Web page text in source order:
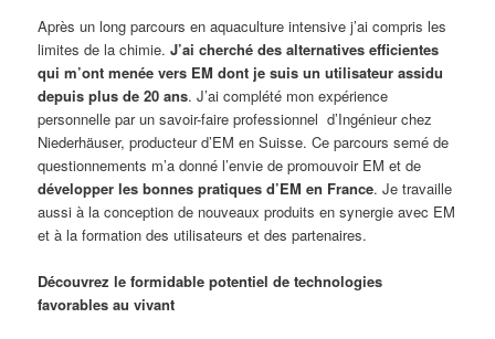
Après un long parcours en aquaculture intensive j’ai compris les
limites de la chimie.J’ai cherché des alternatives efficientes
qui m’ont menée vers EM dont je suis un utilisateur assidu
depuis plus de 20 ans. J’ai complété mon expérience
personnelle par un savoir-faire professionnel d’Ingénieur chez
Niederhäuser, producteur d’EM en Suisse. Ce parcours semé de
questionnements m’a donné l’envie de promouvoir EM et de
développer les bonnes pratiques d’EM en France. Je travaille
aussi à la conception de nouveaux produits en synergie avec EM
et à la formation des utilisateurs et des partenaires.
Découvrez le formidable potentiel de technologies
favorables au vivant